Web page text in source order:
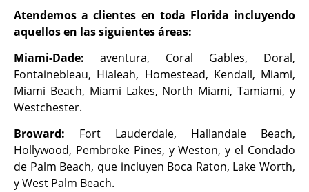
Atendemos a clientes en toda Florida incluyendo
aquellos en las siguientes áreas:
Miami-Dade: aventura, Coral Gables, Doral,
Fontainebleau, Hialeah, Homestead, Kendall, Miami,
Miami Beach, Miami Lakes, North Miami, Tamiami, y
Westchester.
Broward: Fort Lauderdale, Hallandale Beach,
Hollywood, Pembroke Pines, y Weston, y el Condado
de Palm Beach, que incluyen Boca Raton, Lake Worth,
y West Palm Beach.